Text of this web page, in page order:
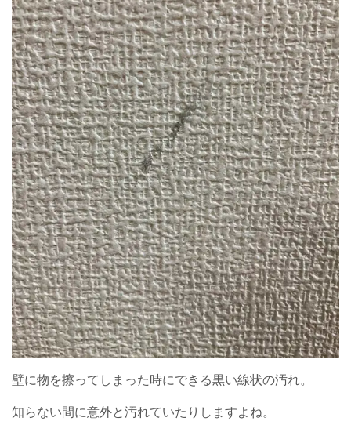
壁に物を擦ってしまった時にできる黒い線状の汚れ。
知らない間に意外と汚れていたりしますよね。